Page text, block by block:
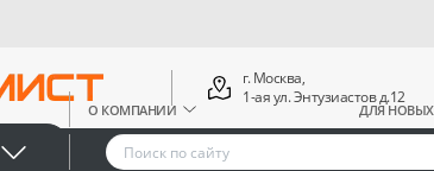
О КОМПАНИИ ДЛЯ
г. Москва,
1-ая ул. Энтузиастов д.12